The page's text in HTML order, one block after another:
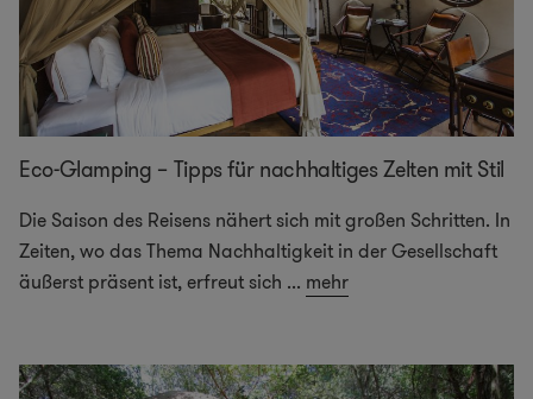
Eco-Glamping – Tipps für nachhaltiges Zelten mit Stil
Die Saison des Reisens nähert sich mit großen Schritten. In
Zeiten, wo das Thema Nachhaltigkeit in der Gesellschaft
äußerst präsent ist, erfreut sich ... mehr